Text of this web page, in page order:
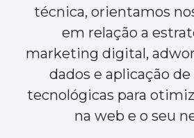
técnica, orientamos
em relação a
marketing digital,
dados e aplicação
tecnológicas para
na web e o seu